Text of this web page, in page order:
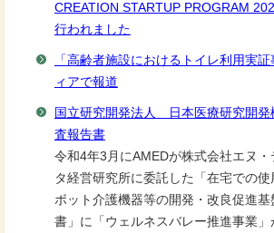
CREATION STARTUP PROGRAM
行われました
「高齢者施設におけるトイレ利用実
ィアで報道
国立研究開発法人 日本医療研究開発
査報告書
令和4年3月にAMEDが株式会社エヌ
タ経営研究所に委託した「在宅での
ボット介護機器等の開発・改良促進
書」に「ウェルネスバレー推進事業」